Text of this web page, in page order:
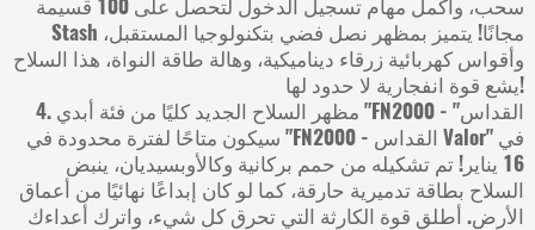
سحب، وأكمل مهام تسجيل الدخول لتحصل على 100 قسيمة
Stash مجانًا! يتميز بمظهر نصل فضي بتكنولوجيا المستقبل،
وأقواس كهربائية زرقاء ديناميكية، وهالة طاقة النواة، هذا السلاح
يشع قوة انفجارية لا حدود لها!
4. مظهر السلاح الجديد كليًا من فئة أبدي "FN2000 - القداس"
سيكون متاحًا لفترة محدودة في "FN2000 - القداس Valor" في
16 يناير! تم تشكيله من حمم بركانية وكالأوبسيديان، ينبض
السلاح بطاقة تدميرية حارقة، كما لو كان إبداعًا نهائيًا من أعماق
الأرض. أطلق قوة الكارثة التي تحرق كل شيء، واترك أعداءك